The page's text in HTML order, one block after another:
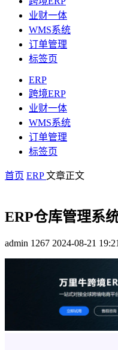
业财一体
WMS系统
订单管理
标签页
ERP
跨境ERP
业财一体
WMS系统
订单管理
标签页
首页 ERP文章正文
ERP仓库管理系
admin 1267 2024-08-21